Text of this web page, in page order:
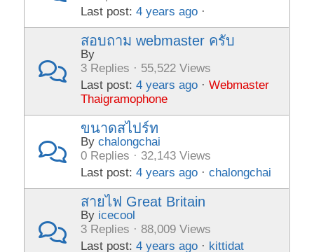
Last post:4 years ago ·
สอบถาม webmaster ครับ
By
3 Replies · 55,522 Views
Last post:4 years ago ·Webmaster
Thaigramophone
ขนาดสไปร์ท
Bychalongchai
0 Replies · 32,143 Views
Last post:4 years ago ·chalongchai
สายไฟ Great Britain
By icecool
3 Replies · 88,009 Views
Last post:4 years ago · kittidat